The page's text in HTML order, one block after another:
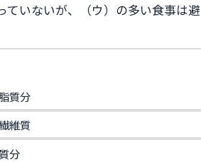
ていないが、（ウ）の多い食事は避
質分
維質
分